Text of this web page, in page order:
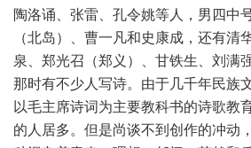
陶洛诵、张雷、孔令姚等人，男四中
（北岛）、曹一凡和史康成，还有
泉、郑光召（郑义）、甘铁生、刘满
那时有不少人写诗。由于几千年民
以毛主席诗词为主要教科书的诗歌教
的人居多。但是尚谈不到创作的冲动